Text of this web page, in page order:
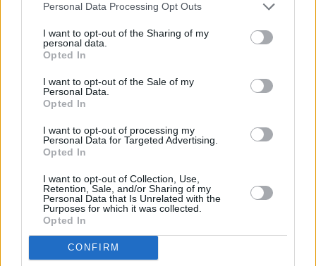
negar su consentimiento. Tenga en cuenta que algún
de su consentimiento, pero usted tiene el derecho de
rechazar tal procesamiento. Sus preferencias se aplicarán
cualquier momento entrando de nuevo en este sitio web o
visitando nuestra política de privacidad.
Personal Data Processing Opt Outs
I want to opt-out of the Sharing of my
personal data.
Opted In
I want to opt-out of the Sale of my
Personal Data.
Opted In
I want to opt-out of processing my
Personal Data for Targeted Advertising.
Opted In
I want to opt-out of Collection, Use,
Retention, Sale, and/or Sharing of my
Personal Data that Is Unrelated with the
Purposes for which it was collected.
Opted In
CONFIRM